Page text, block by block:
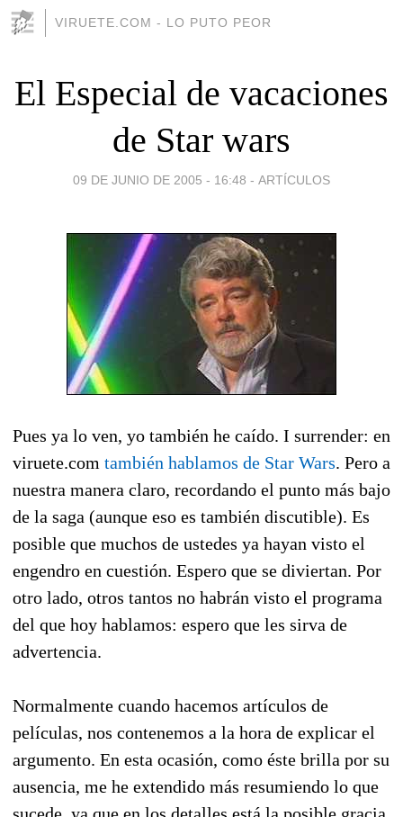
VIRUETE.COM - LO PUTO PEOR
El Especial de vacaciones
de Star wars
09 DE JUNIO DE 2005 - 16:48 - ARTÍCULOS
Pues ya lo ven, yo también he caído. I surrender: en
viruete.com también hablamos de Star Wars. Pero a
nuestra manera claro, recordando el punto más bajo
de la saga (aunque eso es también discutible). Es
posible que muchos de ustedes ya hayan visto el
engendro en cuestión. Espero que se diviertan. Por
otro lado, otros tantos no habrán visto el programa
del que hoy hablamos: espero que les sirva de
advertencia.
Normalmente cuando hacemos artículos de
películas, nos contenemos a la hora de explicar el
argumento. En esta ocasión, como éste brilla por su
ausencia, me he extendido más resumiendo lo que